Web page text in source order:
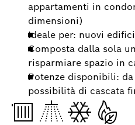
appartamenti in
dimensioni)
Ideale per: nuovi
Composta dalla sola
risparmiare spazio in
Potenze disponibili:
possibilità di cascata